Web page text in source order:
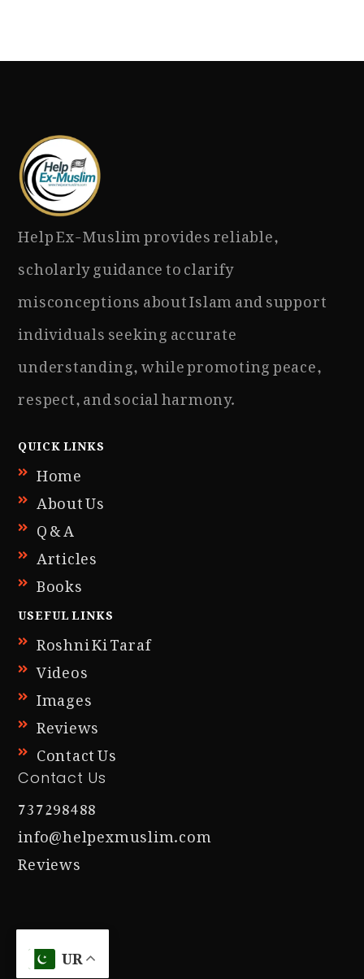
Help Ex-Muslim provides reliable,
scholarly guidance to clarify
misconceptions about Islam and support
individuals seeking accurate
understanding, while promoting peace,
respect, and social harmony.
QUICK LINKS
Home
About Us
Q & A
Articles
Books
USEFUL LINKS
Roshni Ki Taraf
Videos
Images
Reviews
Contact Us
Contact Us
737298488
info@helpexmuslim.com
Reviews
UR